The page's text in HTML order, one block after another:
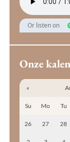
Or listen on
Onze
«
Su Mo Tu
26 27 28